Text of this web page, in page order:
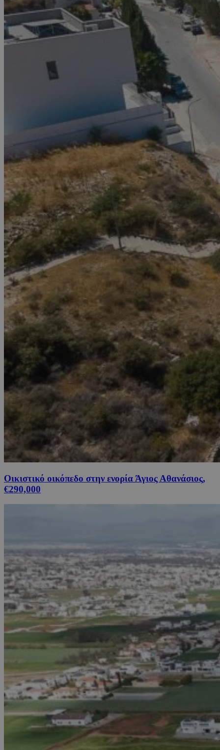
Οικιστικό οικόπεδο στην ενορία Άγιος Αθανάσιος,
€290,000